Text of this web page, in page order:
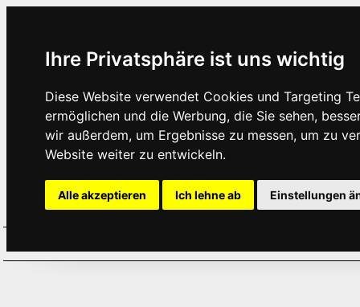
Ihre Privatsphäre ist uns wichtig
Diese Website verwendet Cookies und Targeting
ermöglichen und die Werbung, die Sie sehen,
wir außerdem, um Ergebnisse zu messen, um zu
Website weiter zu entwickeln.
Alle akzeptieren Ich lehne ab Einstellungen